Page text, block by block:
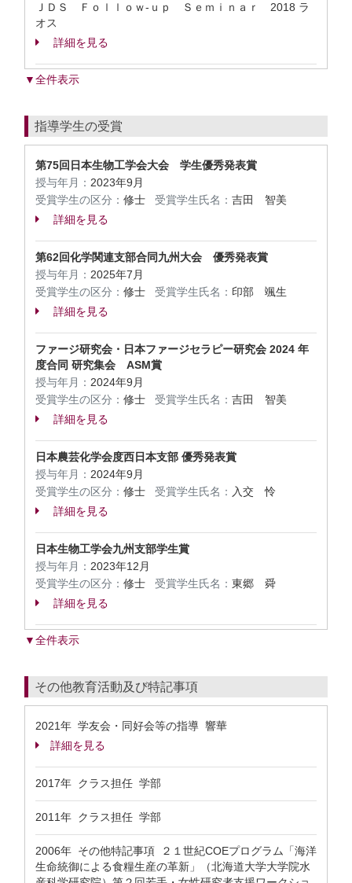
ＪＤＳ Ｆｏｌｌｏｗ-ｕｐ Ｓｅｍｉｎａｒ 2018 ラ
オス
詳細を見る
▼全件表示
指導学生の受賞
第75回日本生物工学会大会 学生優秀発表賞
授与年月： 2023年9月
受賞学生の区分： 修士 受賞学生氏名： 吉田 智美
詳細を見る
第62回化学関連支部合同九州大会 優秀発表賞
授与年月： 2025年7月
受賞学生の区分： 修士 受賞学生氏名： 印部 颯生
詳細を見る
ファージ研究会・日本ファージセラピー研究会 2024 年
度合同 研究集会 ASM賞
授与年月： 2024年9月
受賞学生の区分： 修士 受賞学生氏名： 吉田 智美
詳細を見る
日本農芸化学会度西日本支部 優秀発表賞
授与年月： 2024年9月
受賞学生の区分： 修士 受賞学生氏名： 入交 怜
詳細を見る
日本生物工学会九州支部学生賞
授与年月： 2023年12月
受賞学生の区分： 修士 受賞学生氏名： 東郷 舜
詳細を見る
▼全件表示
その他教育活動及び特記事項
2021年 学友会・同好会等の指導 響華
詳細を見る
2017年 クラス担任 学部
2011年 クラス担任 学部
2006年 その他特記事項 ２１世紀COEプログラム「海洋
生命統御による食糧生産の革新」（北海道大学大学院水